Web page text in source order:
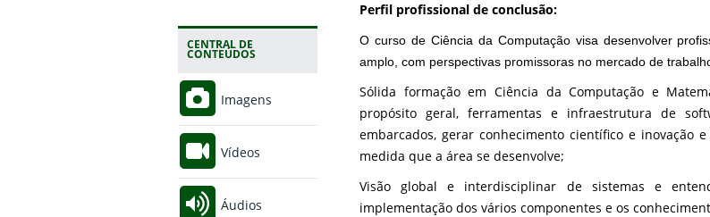
CENTRAL DE
CONTEÚDOS
Imagens
Vídeos
Áudios
Perfil profissional de conclusão:
O curso de Ciência da Computação visa desenvolver
amplo, com perspectivas promissoras no mercado de
Sólida formação em Ciência da Computação e
propósito geral, ferramentas e infraestrutura de
embarcados, gerar conhecimento científico e inovação
medida que a área se desenvolve;
Visão global e interdisciplinar de sistemas e
implementação dos vários componentes e os